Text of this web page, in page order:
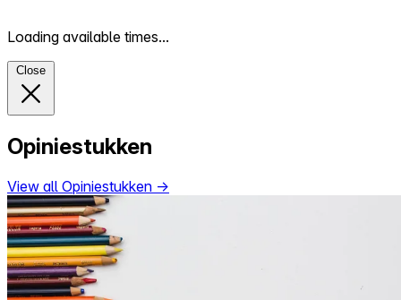
Loading available times...
Close
Opiniestukken
View all Opiniestukken →